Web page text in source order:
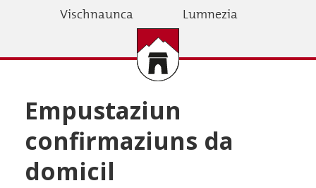
Vischnaunca Lumnezia
Empustaziun
confirmaziuns da
domicil